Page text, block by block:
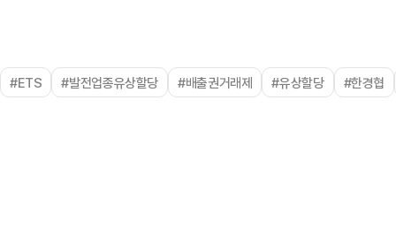
#ETS #발전업종유상할당 #배출권거래제 #유상할당 #한경협